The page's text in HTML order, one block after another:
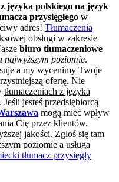
języka polskiego na język
przysięgłego w
adres! Tłumaczenia
obsługi w zakresie
biuro tłumaczeniowe
najwyższym poziomie.
a my wycenimy Twoje
ofertę. Nie
tłumaczeniach z języka
. Jeśli jesteś przedsiębiorcą
mogą mieć wpływ
Cię przez klientów.
jakości. Zgłoś się tam
poziomie a usługa
tłumacz przysięgły